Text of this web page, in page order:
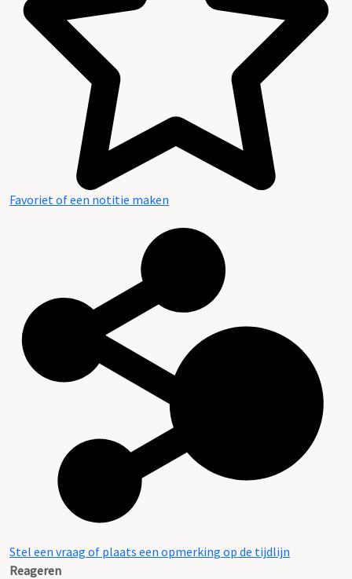
Favoriet of een notitie maken
Stel een vraag of plaats een opmerking op de tijdlijn
Reageren